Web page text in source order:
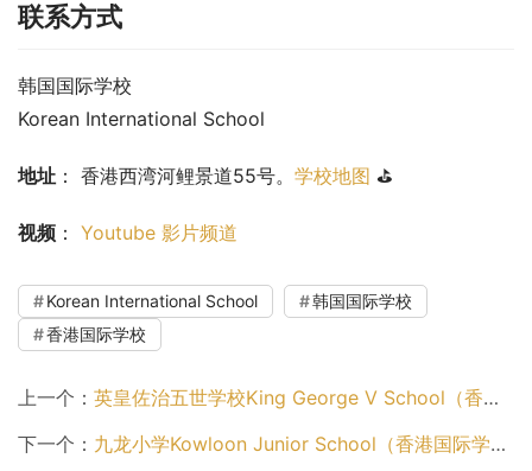
联系方式
韩国国际学校
Korean International School
地址 ： 香港西湾河鲤景道55号。 学校地图 ⛳
视频 ： Youtube 影片频道
Korean International School
韩国国际学校
香港国际学校
上一个： 英皇佐治五世学校King George V School（香港国际学校）
下一个： 九龙小学Kowloon Junior School（香港国际学校）